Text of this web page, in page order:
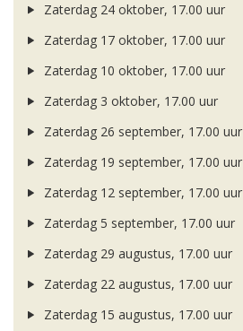
Zaterdag 24 oktober, 17.00 uur
Zaterdag 17 oktober, 17.00 uur
Zaterdag 10 oktober, 17.00 uur
Zaterdag 3 oktober, 17.00 uur
Zaterdag 26 september, 17.00 uur
Zaterdag 19 september, 17.00 uur
Zaterdag 12 september, 17.00 uur
Zaterdag 5 september, 17.00 uur
Zaterdag 29 augustus, 17.00 uur
Zaterdag 22 augustus, 17.00 uur
Zaterdag 15 augustus, 17.00 uur